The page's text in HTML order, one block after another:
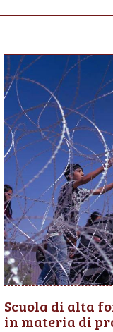
Scuola di alta
in materia di